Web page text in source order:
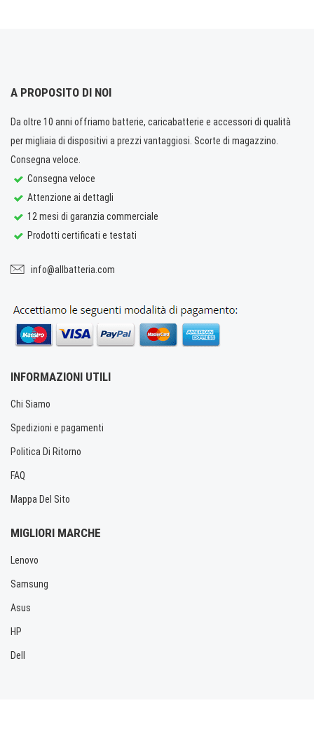
A PROPOSITO DI NOI
Da oltre 10 anni offriamo batterie, caricabatterie e accessori di qualità
per migliaia di dispositivi a prezzi vantaggiosi. Scorte di magazzino.
Consegna veloce.
Consegna veloce
Attenzione ai dettagli
12 mesi di garanzia commerciale
Prodotti certificati e testati
info@allbatteria.com
INFORMAZIONI UTILI
Chi Siamo
Spedizioni e pagamenti
Politica Di Ritorno
FAQ
Mappa Del Sito
MIGLIORI MARCHE
Lenovo
Samsung
Asus
HP
Dell